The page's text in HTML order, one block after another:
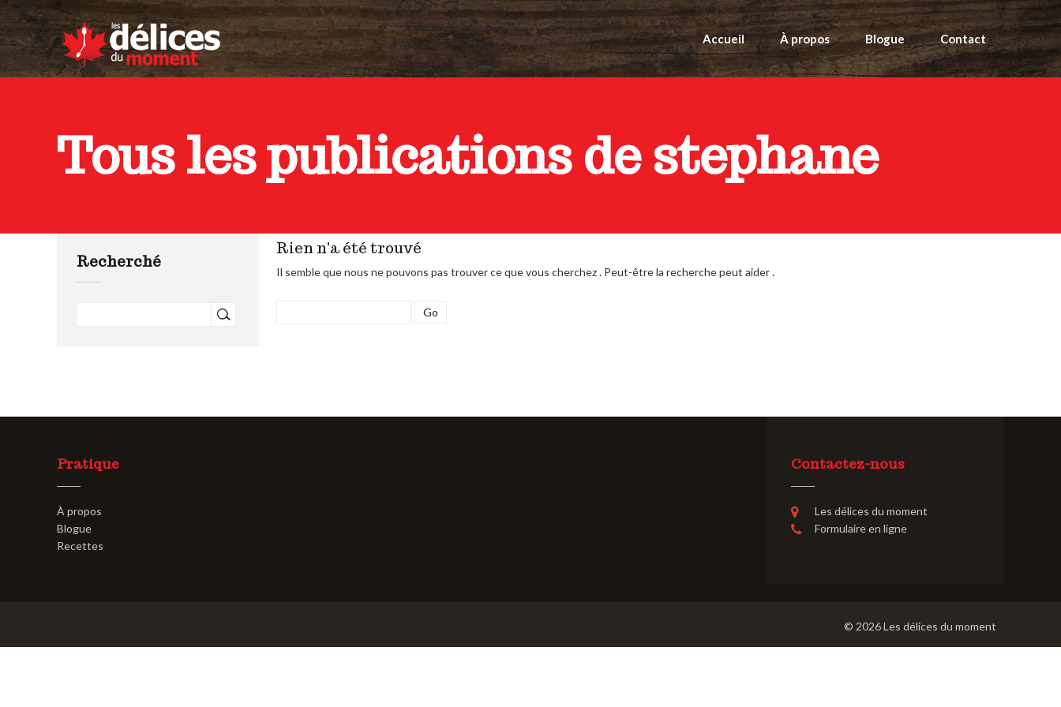
Accueil À propos Blogue Contact
Tous les publications de stephane
Rien n'a été trouvé
Il semble que nous ne pouvons pas trouver ce que vous cherchez . Peut-être la recherche peut aider .
Recherché
Pratique
À propos
Blogue
Recettes
Contactez-nous
Les délices du moment
Formulaire en ligne
© 2026Les délices du moment